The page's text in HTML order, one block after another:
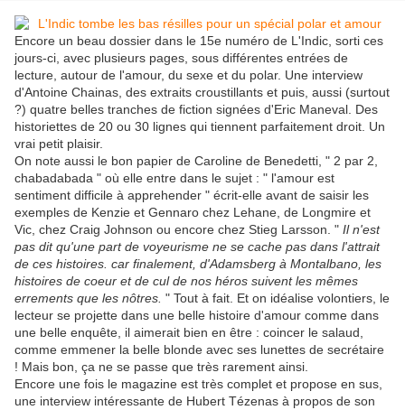
Encore un beau dossier dans le 15e numéro de L'Indic, sorti ces
jours-ci, avec plusieurs pages, sous différentes entrées de
lecture, autour de l'amour, du sexe et du polar. Une interview
d'Antoine Chainas, des extraits croustillants et puis, aussi (surtout
?) quatre belles tranches de fiction signées d'Eric Maneval. Des
historiettes de 20 ou 30 lignes qui tiennent parfaitement droit. Un
vrai petit plaisir.
On note aussi le bon papier de Caroline de Benedetti, " 2 par 2,
chabadabada " où elle entre dans le sujet : " l'amour est
sentiment difficile à apprehender " écrit-elle avant de saisir les
exemples de Kenzie et Gennaro chez Lehane, de Longmire et
Vic, chez Craig Johnson ou encore chez Stieg Larsson. " Il n'est
pas dit qu'une part de voyeurisme ne se cache pas dans l'attrait
de ces histoires. car finalement, d'Adamsberg à Montalbano, les
histoires de coeur et de cul de nos héros suivent les mêmes
errements que les nôtres. " Tout à fait. Et on idéalise volontiers, le
lecteur se projette dans une belle histoire d'amour comme dans
une belle enquête, il aimerait bien en être : coincer le salaud,
comme emmener la belle blonde avec ses lunettes de secrétaire
! Mais bon, ça ne se passe que très rarement ainsi.
Encore une fois le magazine est très complet et propose en sus,
une interview intéressante de Hubert Tézenas à propos de son